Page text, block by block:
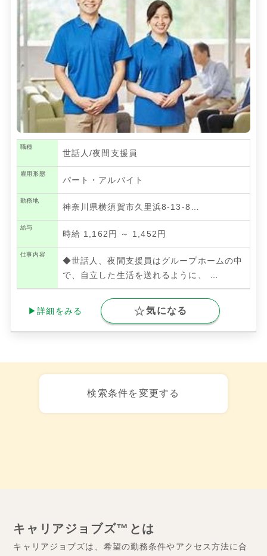
職種
世話人/夜間支援員
雇用形態
パート・アルバイト
勤務地
神奈川県横須賀市久里浜8-13-8…
給与
時給 1,162円 ～ 1,452円
仕事内容
◆世話人、夜間支援員はグループホームの中
で、自立した生活を送れるように、
▶詳細をみる 気になる
検索条件を変更する
キャリアジョブズ™とは
キャリアジョブズは、希望の勤務条件やアクセス方法に合